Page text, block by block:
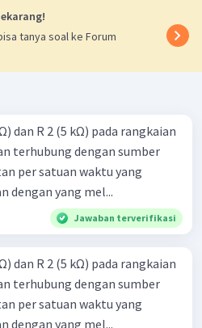
tanya soal ke Forum
dan R 2 (5 kΩ) pada rangkaian
terhubung dengan sumber
per satuan waktu yang
dengan yang mel...
Jawaban terverifikasi
dan R 2 (5 kΩ) pada rangkaian
terhubung dengan sumber
per satuan waktu yang
dengan yang mel...